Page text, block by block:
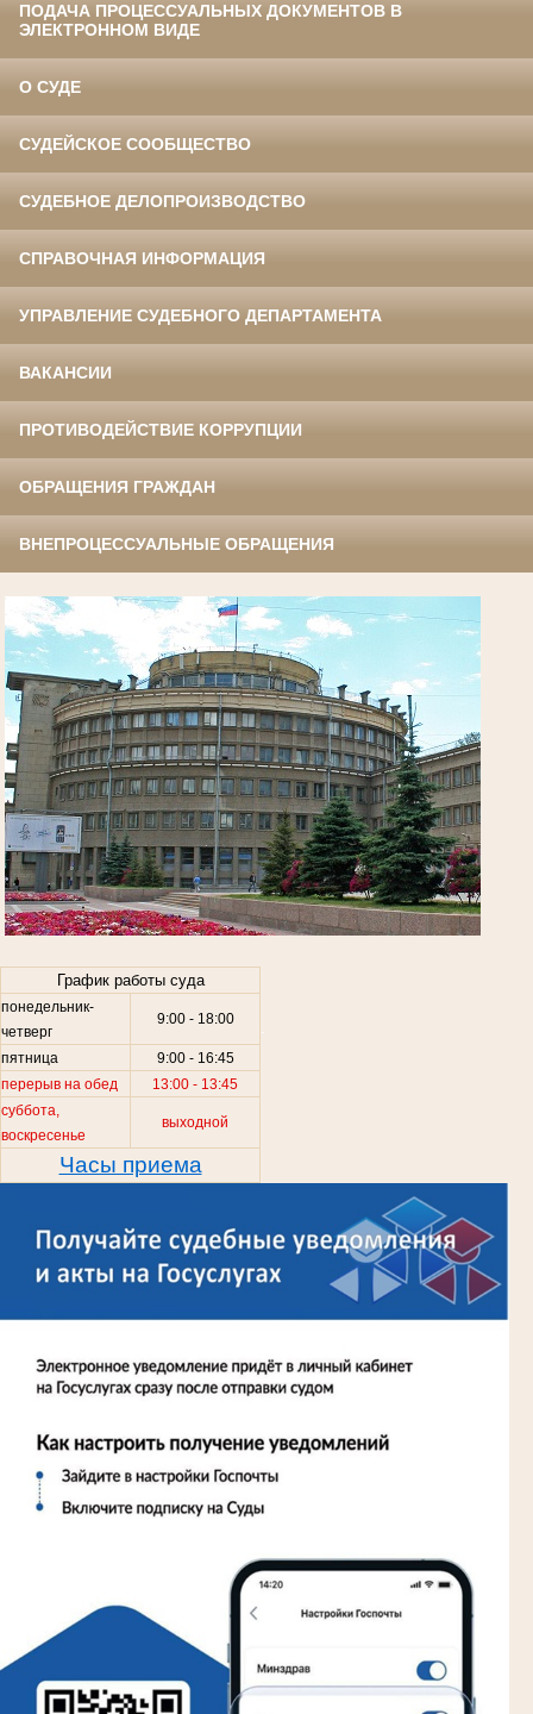
ПОДАЧА ПРОЦЕССУАЛЬНЫХ ДОКУМЕНТОВ В
ЭЛЕКТРОННОМ ВИДЕ
О СУДЕ
СУДЕЙСКОЕ СООБЩЕСТВО
СУДЕБНОЕ ДЕЛОПРОИЗВОДСТВО
СПРАВОЧНАЯ ИНФОРМАЦИЯ
УПРАВЛЕНИЕ СУДЕБНОГО ДЕПАРТАМЕНТА
ВАКАНСИИ
ПРОТИВОДЕЙСТВИЕ КОРРУПЦИИ
ОБРАЩЕНИЯ ГРАЖДАН
ВНЕПРОЦЕССУАЛЬНЫЕ ОБРАЩЕНИЯ
График работы суда
понедельник-
четверг
9:00 - 18:00
пятница
9:00 - 16:45
перерыв на обед
13:00 - 13:45
суббота,
воскресенье
выходной
Часы приема